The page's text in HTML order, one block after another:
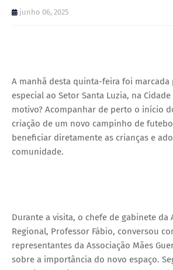
junho 06, 2025
A manhã desta quinta-feira foi marcada
especial ao Setor Santa Luzia, na
motivo? Acompanhar de perto o início
criação de um novo campinho de
beneficiar diretamente as crianças e
comunidade.
Durante a visita, o chefe de gabinete da
Regional, Professor Fábio, conversou
representantes da Associação Mães
sobre a importância do novo espaço.